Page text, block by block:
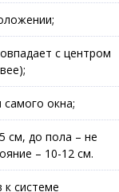
с центром
окна;
см, до пола – не
– 10-12 см.
системе